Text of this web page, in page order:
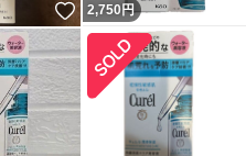
いいね！
2,750 円